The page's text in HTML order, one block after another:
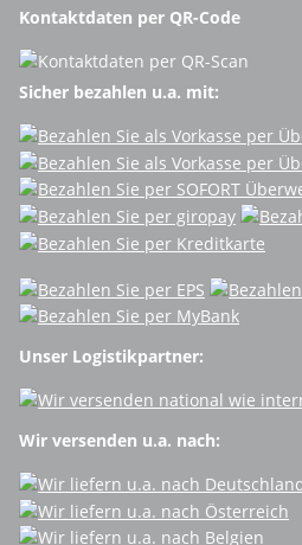
Kontaktdaten per QR-Code
Sicher bezahlen u.a. mit:
Unser Logistikpartner:
Wir versenden u.a. nach: